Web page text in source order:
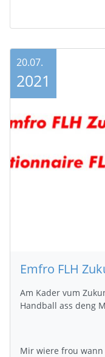
Am Kader vum
Handball ass deng
Mir wiere frou
20.07.
2021